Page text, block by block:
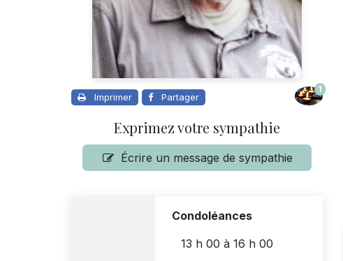
Imprimer Partager
1
Exprimez votre sympathie
Écrire un message de sympathie
Condoléances
13 h 00 à 16 h 00